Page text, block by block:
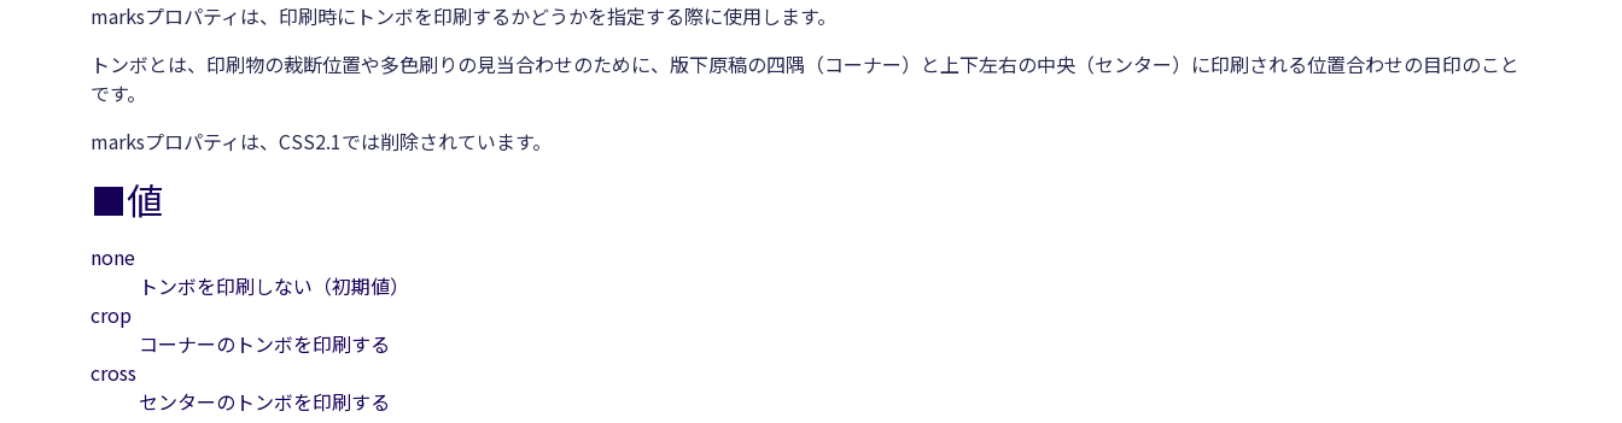
marksプロパティは、印刷時にトンボを印刷するかどうかを指定する際に使用します。
トンボとは、印刷物の裁断位置や多色刷りの見当合わせのために、版下原稿の四隅（コーナー）と上下左右の中央（センター）に印刷される位置合わせの目印のこと
です。
marksプロパティは、CSS2.1では削除されています。
■値
none
トンボを印刷しない（初期値）
crop
コーナーのトンボを印刷する
cross
センターのトンボを印刷する